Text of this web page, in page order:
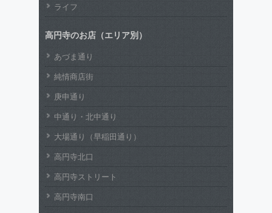
ライフ
高円寺のお店（エリア別）
あづま通り
純情商店街
庚申通り
中通り・北中通り
大場通り（早稲田通り）
高円寺北口
高円寺ストリート
高円寺南口